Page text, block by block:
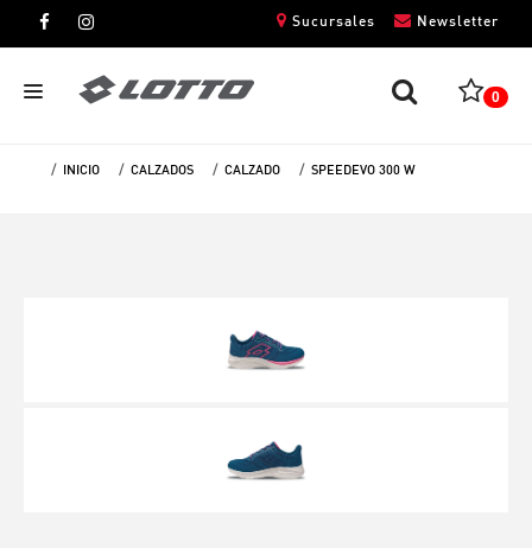
Newsletter
Sucursales
0
INICIO CALZADOS CALZADO SPEEDEVO 300 W